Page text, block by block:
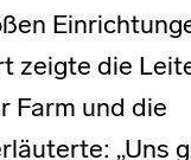
zeigte die
Farm und die
„Uns